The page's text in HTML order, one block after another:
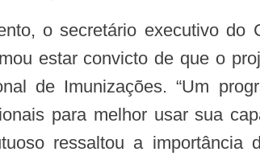
estar convicto de que o
de Imunizações. “Um
para melhor usar sua
ressaltou a